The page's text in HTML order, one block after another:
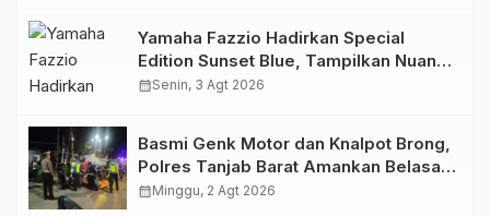
Yamaha Fazzio Hadirkan Special
Edition Sunset Blue, Tampilkan Nuansa
Retro Summer yang Semakin Skena
calendar_monthSenin, 3 Agt 2026
Basmi Genk Motor dan Knalpot Brong,
Polres Tanjab Barat Amankan Belasan
Kendaraan
calendar_monthMinggu, 2 Agt 2026